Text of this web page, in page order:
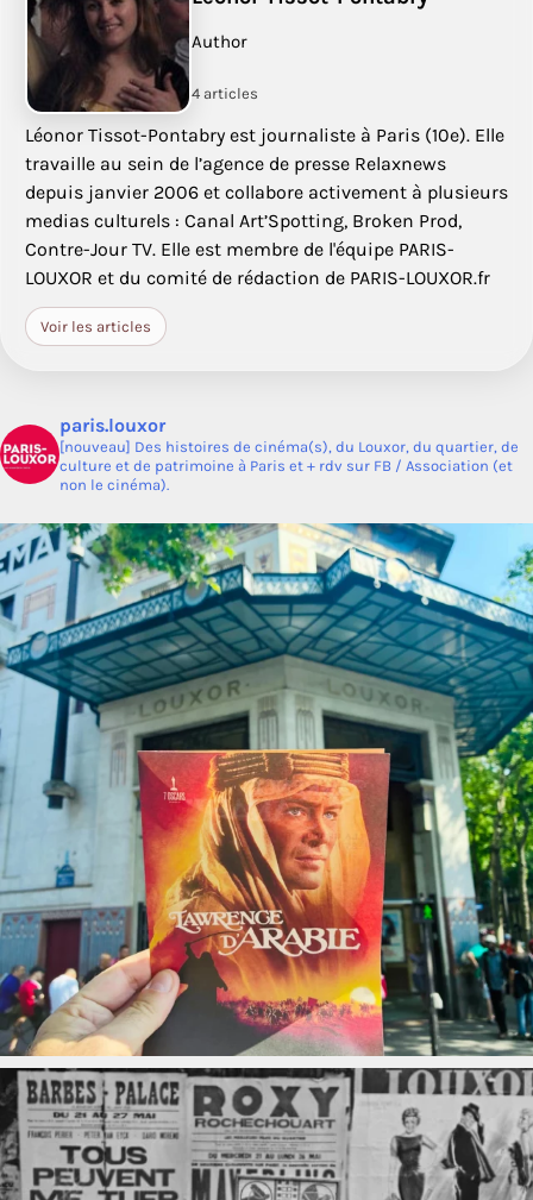
Author
4 articles
Léonor Tissot-Pontabry est journaliste à Paris (10e). Elle
travaille au sein de l’agence de presse Relaxnews
depuis janvier 2006 et collabore activement à plusieurs
medias culturels : Canal Art’Spotting, Broken Prod,
Contre-Jour TV. Elle est membre de l'équipe PARIS-
LOUXOR et du comité de rédaction de PARIS-LOUXOR.fr
Voir les articles
paris.louxor
[nouveau] Des histoires de cinéma(s), du Louxor, du quartier, de
culture et de patrimoine à Paris et + rdv sur FB / Association (et
non le cinéma).